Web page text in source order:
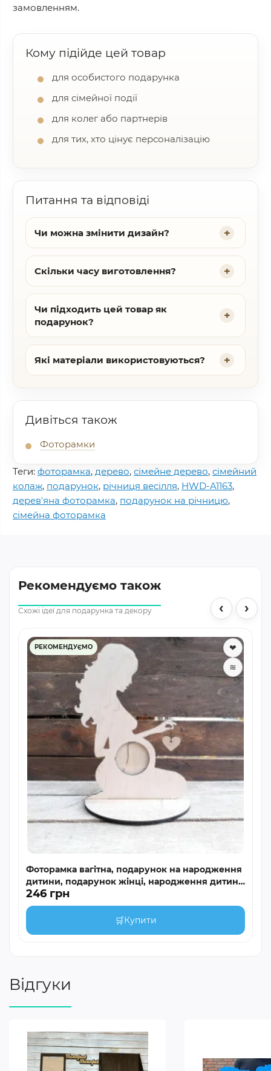
замовленням.
Кому підійде цей товар
для особистого подарунка
для сімейної події
для колег або партнерів
для тих, хто цінує персоналізацію
Питання та відповіді
Чи можна змінити дизайн?
Скільки часу виготовлення?
Чи підходить цей товар як
подарунок?
Які матеріали використовуються?
Дивіться також
Фоторамки
Теги: фоторамка, дерево, сімейне дерево, сімейний
колаж, подарунок, річниця весілля, HWD-A1163,
дерев'яна фоторамка, подарунок на річницю,
сімейна фоторамка
Рекомендуємо також
Схожі ідеї для подарунка та декору ‹
РЕКОМЕНДУЄМО
❤
≋
Фоторамка вагітна, подарунок на народження
дитини, подарунок жінці, народження дитини
HWD-B001
246 грн
🛒Купити
›
Відгуки